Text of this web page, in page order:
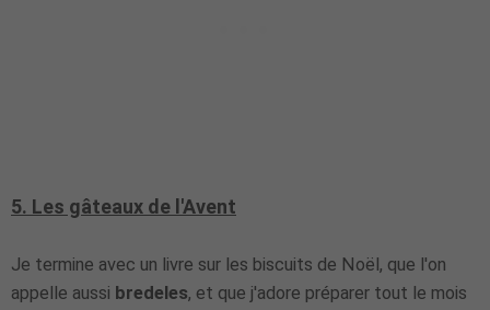
5. Les gâteaux de l'Avent
Je termine avec un livre sur les biscuits de Noël, que l'on
appelle aussi bredeles, et que j'adore préparer tout le mois